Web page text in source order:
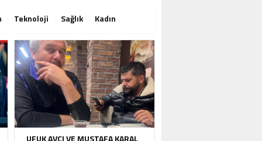
Not Alıyor
Teknoloji Sağlık Kadın
UFUK AVCI VE MUSTAFA KARAL